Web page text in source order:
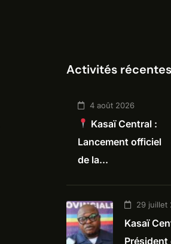
Activités récentes
4 août 2026
Kasaï Central :
Lancement officiel
de la...
29 juillet
Kasaï
Président